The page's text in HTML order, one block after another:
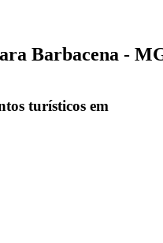
Barbacena -
turísticos em